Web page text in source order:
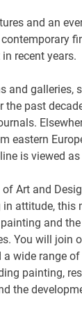
and an
recent years.
and galleries,
the past
eastern
is viewed
of Art and
attitude, this
and
You will join
a wide range
painting,
the